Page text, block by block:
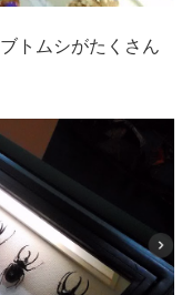
トムシがたくさん